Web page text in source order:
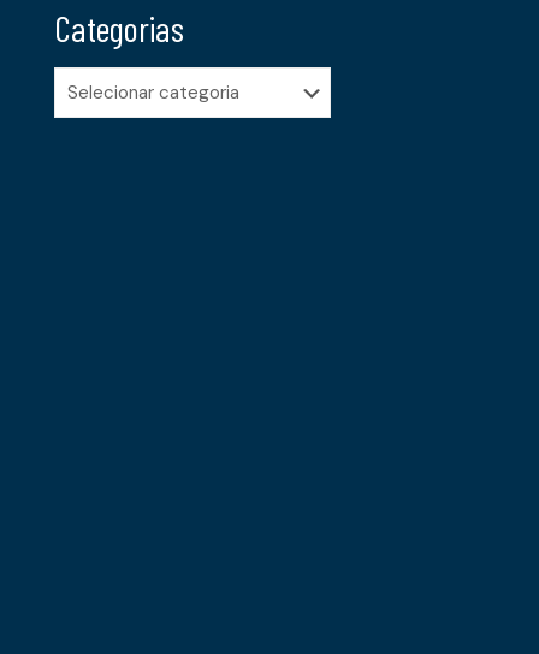
Categorias
Categorias